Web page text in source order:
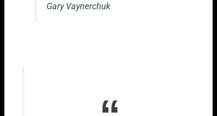
Gary Vaynerchuk